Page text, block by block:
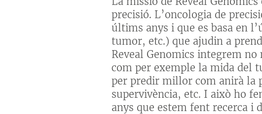
precisió. L’oncologia de
últims anys i que es basa en
tumor, etc.) que ajudin a
Reveal Genomics integrem
com per exemple la mida del
per predir millor com anirà la
supervivència, etc. I això ho
anys que estem fent recerca i